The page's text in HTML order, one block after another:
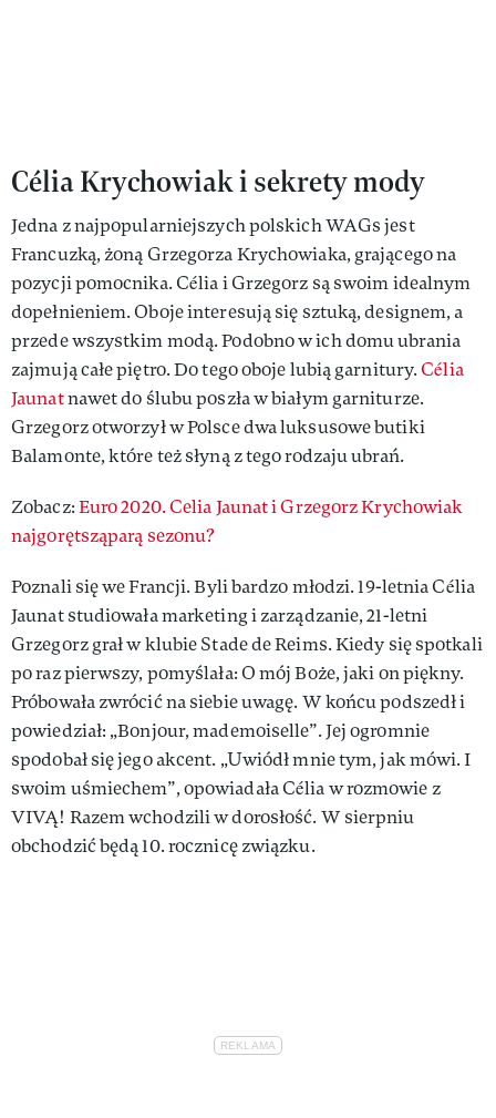
Célia Krychowiak i sekrety mody
Jedna z najpopularniejszych polskich WAGs jest
Francuzką, żoną Grzegorza Krychowiaka, grającego na
pozycji pomocnika. Célia i Grzegorz są swoim idealnym
dopełnieniem. Oboje interesują się sztuką, designem, a
przede wszystkim modą. Podobno w ich domu ubrania
zajmują całe piętro. Do tego oboje lubią garnitury. Célia
Jaunatnawet do ślubu poszła w białym garniturze.
Grzegorz otworzył w Polsce dwa luksusowe butiki
Balamonte, które też słyną z tego rodzaju ubrań.
Zobacz:Euro 2020. Celia Jaunat i Grzegorz Krychowiak
najgorętsząparą sezonu?
Poznali się we Francji. Byli bardzo młodzi. 19-letnia Célia
Jaunat studiowała marketing i zarządzanie, 21-letni
Grzegorz grał w klubie Stade de Reims. Kiedy się spotkali
po raz pierwszy, pomyślała: O mój Boże, jaki on piękny.
Próbowała zwrócić na siebie uwagę. W końcu podszedł i
powiedział: „Bonjour, mademoiselle”. Jej ogromnie
spodobał się jego akcent. „Uwiódł mnie tym, jak mówi. I
swoim uśmiechem”, opowiadała Célia w rozmowie z
VIVĄ! Razem wchodzili w dorosłość. W sierpniu
obchodzić będą 10. rocznicę związku.